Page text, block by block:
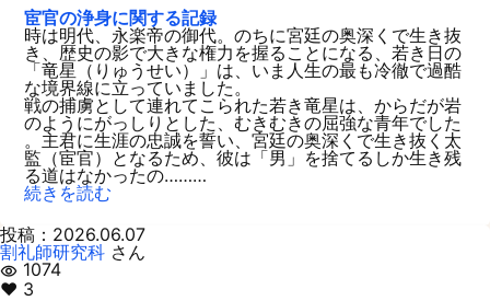
宦官の浄身に関する記録
時は明代、永楽帝の御代。のちに宮廷の奥深くで生き抜
き、歴史の影で大きな権力を握ることになる、若き日の
「竜星（りゅうせい）」は、いま人生の最も冷徹で過酷
な境界線に立っていました。
戦の捕虜として連れてこられた若き竜星は、からだが岩
のようにがっしりとした、むきむきの屈強な青年でした
。主君に生涯の忠誠を誓い、宮廷の奥深くで生き抜く太
監（宦官）となるため、彼は「男」を捨てるしか生き残
る道はなかったの………
続きを読む
投稿：2026.06.07
割礼師研究科 さん
visibility 1074
♥ 3